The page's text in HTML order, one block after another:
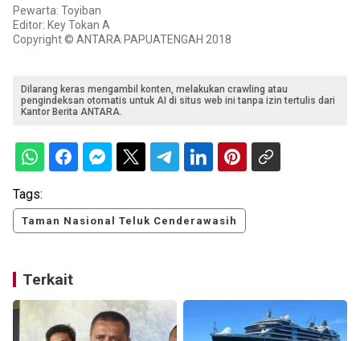
Pewarta: Toyiban
Editor: Key Tokan A
Copyright © ANTARA PAPUATENGAH 2018
Dilarang keras mengambil konten, melakukan crawling atau
pengindeksan otomatis untuk AI di situs web ini tanpa izin tertulis dari
Kantor Berita ANTARA.
Tags:
Taman Nasional Teluk Cenderawasih
Terkait